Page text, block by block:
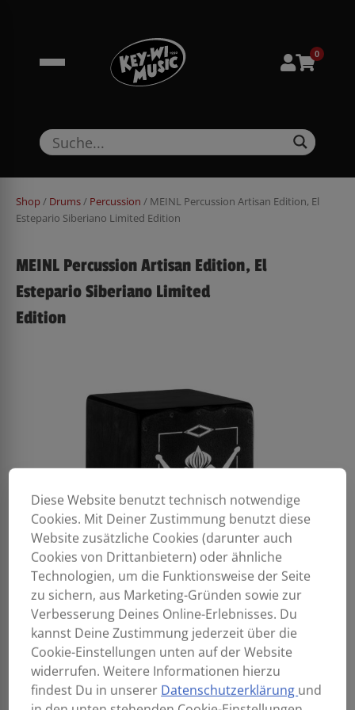
0
Shop/ Drums/ Percussion / MEINL Percussion Artisan Edition, El
Estepario Siberiano Limited Edition
MEINL Percussion Artisan Edition, El
Estepario Siberiano Limited
Edition
Diese Website benutzt technisch notwendige
Cookies. Mit Deiner Zustimmung benutzt diese
Website zusätzliche Cookies (darunter auch
Cookies von Drittanbietern) oder ähnliche
Technologien, um die Funktionsweise der Seite
zu sichern, aus Marketing-Gründen sowie zur
Verbesserung Deines Online-Erlebnisses. Du
kannst Deine Zustimmung jederzeit über die
Cookie-Einstellungen unten auf der Website
widerrufen. Weitere Informationen hierzu
findest Du in unserer Datenschutzerklärung und